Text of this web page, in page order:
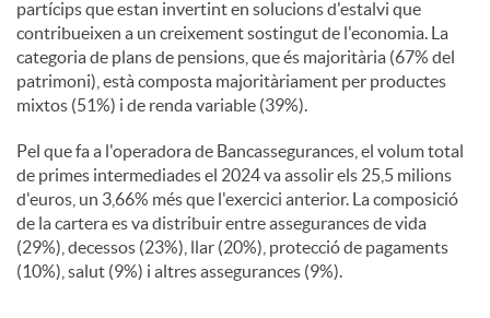
partícips que estan invertint en solucions d'estalvi que
contribueixen a un creixement sostingut de l'economia. La
categoria de plans de pensions, que és majoritària (67% del
patrimoni), està composta majoritàriament per productes
mixtos (51%) i de renda variable (39%).
Pel que fa a l'operadora de Bancassegurances, el volum total
de primes intermediades el 2024 va assolir els 25,5 milions
d'euros, un 3,66% més que l'exercici anterior. La composició
de la cartera es va distribuir entre assegurances de vida
(29%), decessos (23%), llar (20%), protecció de pagaments
(10%), salut (9%) i altres assegurances (9%).